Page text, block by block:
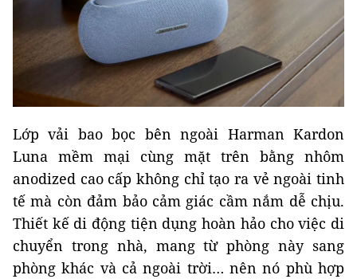
Lớp vải bao bọc bên ngoài Harman Kardon
Luna mềm mại cùng mặt trên bằng nhôm
anodized cao cấp không chỉ tạo ra vẻ ngoài tinh
tế mà còn đảm bảo cảm giác cầm nắm dễ chịu.
Thiết kế di động tiện dụng hoàn hảo cho việc di
chuyển trong nhà, mang từ phòng này sang
phòng khác và cả ngoài trời… nên nó phù hợp